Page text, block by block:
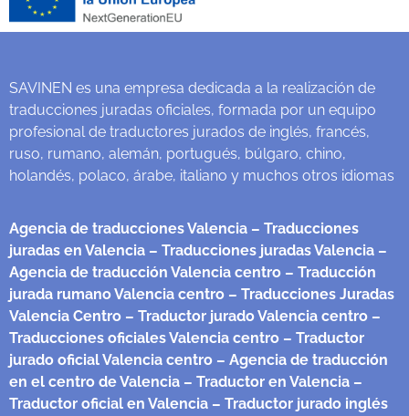
SAVINEN es una empresa dedicada a la realización de
traducciones juradas oficiales, formada por un equipo
profesional de traductores jurados de inglés, francés,
ruso, rumano, alemán, portugués, búlgaro, chino,
holandés, polaco, árabe, italiano y muchos otros idiomas
Agencia de traducciones Valencia – Traducciones
juradas en Valencia – Traducciones juradas Valencia –
Agencia de traducción Valencia centro – Traducción
jurada rumano Valencia centro – Traducciones Juradas
Valencia Centro – Traductor jurado Valencia centro –
Traducciones oficiales Valencia centro – Traductor
jurado oficial Valencia centro – Agencia de traducción
en el centro de Valencia – Traductor en Valencia –
Traductor oficial en Valencia – Traductor jurado inglés